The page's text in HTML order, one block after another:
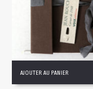
AJOUTER AU PANIER